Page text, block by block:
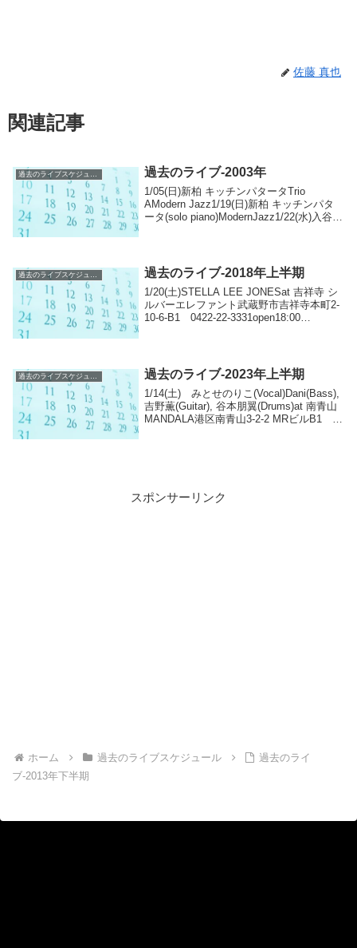
佐藤 真也
関連記事
過去のライブ-2003年
1/05(日)新柏 キッチンパタータTrio
AModern Jazz1/19(日)新柏 キッチンパタ
ータ(solo piano)ModernJazz1/22(水)入谷な
過去のライブスケジュール 過去のライブ-2018年上半期
1/20(土)STELLA LEE JONESat 吉祥寺 シ
ルバーエレファント武蔵野市吉祥寺本町2-
10-6-B1 0422-22-3331open18:00
過去のライブ-2023年上半期
1/14(土) みとせのりこ(Vocal)Dani(Bass),
吉野薫(Guitar), 谷本朋翼(Drums)at 南青山
MANDALA港区南青山3-2-2 MRビルB1
スポンサーリンク
ホーム 過去のライブスケジュール
過去のライ
ブ-2013年下半期